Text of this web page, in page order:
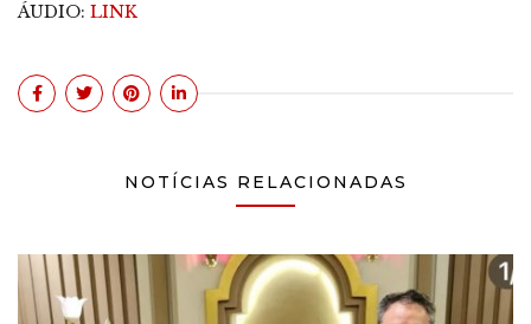
ÁUDIO: LINK
NOTÍCIAS RELACIONADAS